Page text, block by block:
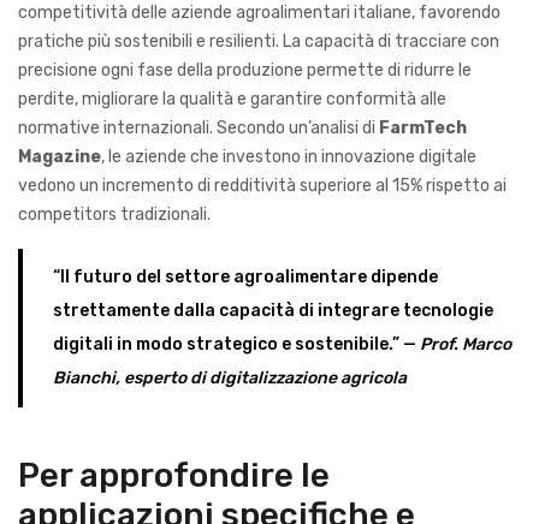
competitività delle aziende agroalimentari italiane, favorendo
pratiche più sostenibili e resilienti. La capacità di tracciare con
precisione ogni fase della produzione permette di ridurre le
perdite, migliorare la qualità e garantire conformità alle
normative internazionali. Secondo un’analisi di FarmTech
Magazine, le aziende che investono in innovazione digitale
vedono un incremento di redditività superiore al 15% rispetto ai
competitors tradizionali.
“Il futuro del settore agroalimentare dipende
strettamente dalla capacità di integrare tecnologie
digitali in modo strategico e sostenibile.” — Prof. Marco
Bianchi, esperto di digitalizzazione agricola
Per approfondire le
applicazioni specifiche e